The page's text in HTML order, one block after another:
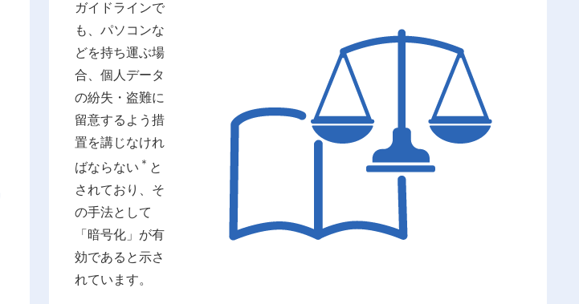
ガイドラインで
も、パソコンな
どを持ち運ぶ場
合、個人データ
の紛失・盗難に
留意するよう措
置を講じなけれ
ばならない ＊ と
されており、そ
の手法として
「暗号化」が有
効であると示さ
れています。